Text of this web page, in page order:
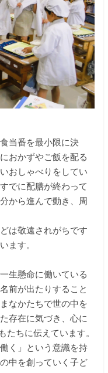
当番を最小限に決
おかずやご飯を配る
おしゃべりをしてい
でに配膳が終わって
から進んで動き、周
は敬遠されがちです
ます。
生懸命に働いている
前が出たりすること
なかたちで世の中を
存在に気づき、心に
たちに伝えています。
く」という意識を持
中を創っていく子ど